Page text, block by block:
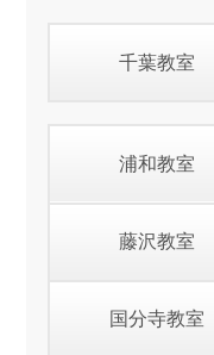
千葉教室
浦和教室
藤沢教室
国分寺教室